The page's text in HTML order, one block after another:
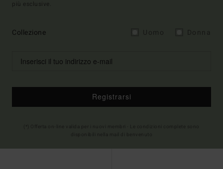
più esclusive.
Collezione
Registrarsi